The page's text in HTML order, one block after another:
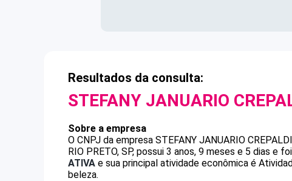
Resultados da consulta:
STEFANY JANUARIO
Sobre a empresa
O CNPJ da empresa STEFANY JANUARIO CREPALDI
RIO PRETO, SP, possui 3 anos, 9 meses e 5 dias e
ATIVA e sua principal atividade econômica é
beleza.